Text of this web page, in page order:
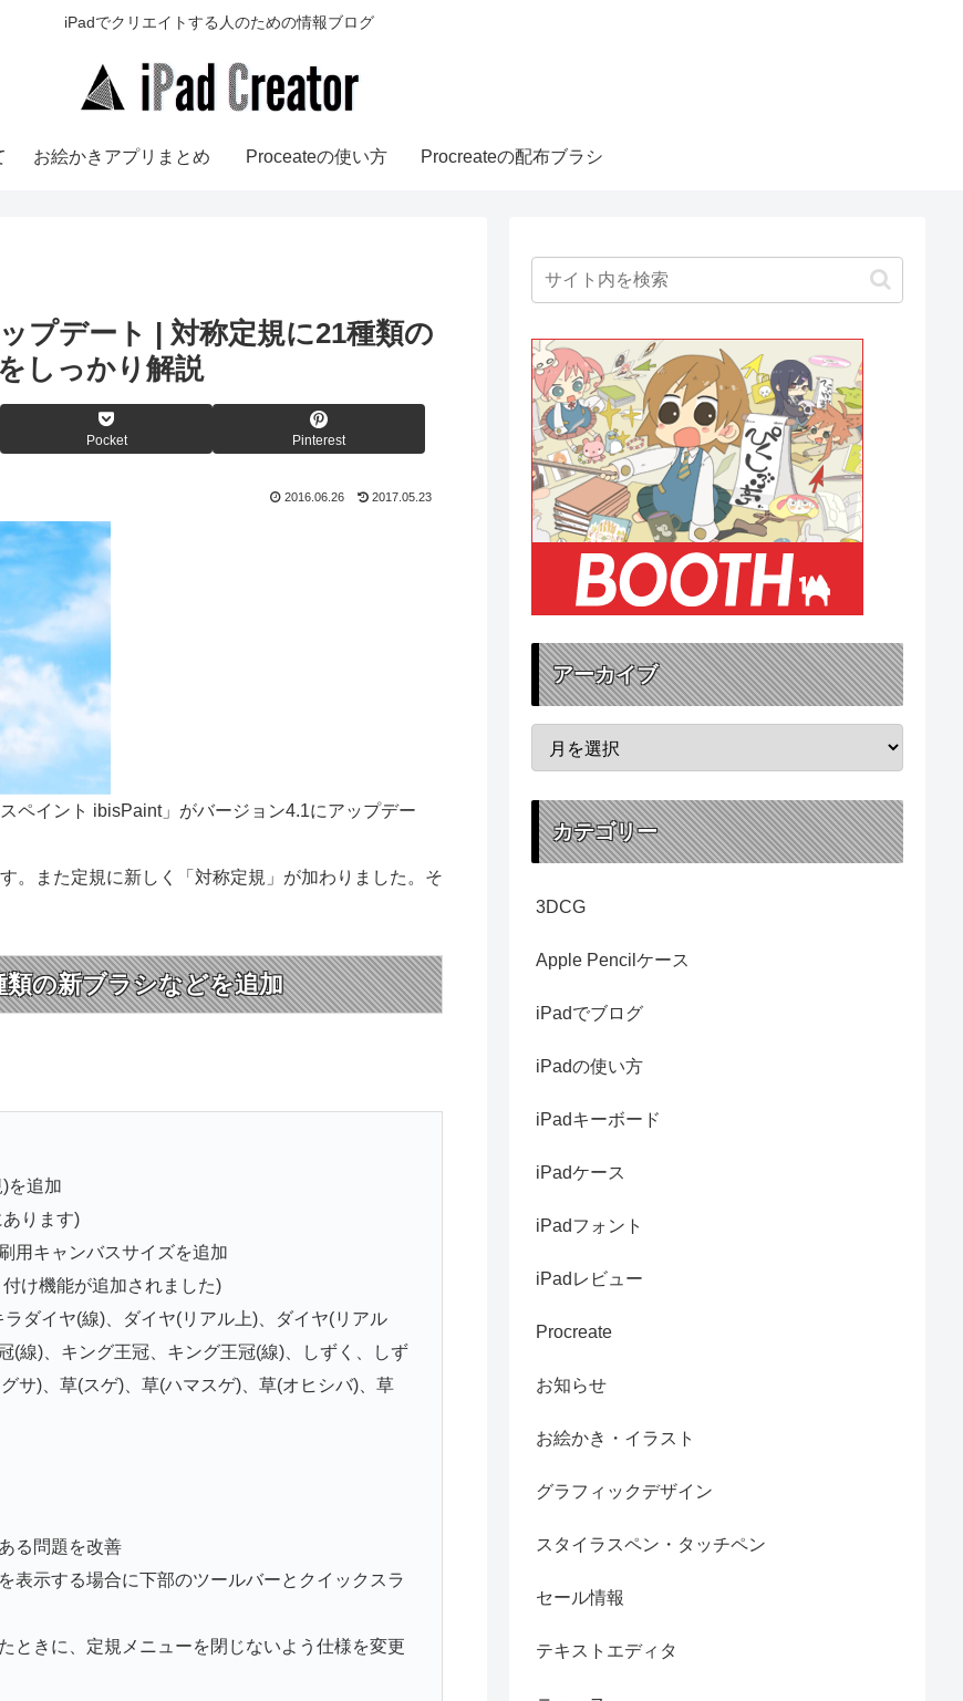
iPadでクリエイトする人のための情報ブログ
お絵かきアプリまとめ Proceateの使い方 Procreateの配布ブラシ
プデート | 対称定規に21種類の
しっかり解説
Pocket Pinterest
2016.06.26 2017.05.23
ペイント ibisPaint」がバージョン4.1にアップデー
。また定規に新しく「対称定規」が加わりました。そ
の新ブラシなどを追加
を追加
ります)
用キャンバスサイズを追加
け機能が追加されました)
ダイヤ(線)、ダイヤ(リアル上)、ダイヤ(リアル
(線)、キング王冠、キング王冠(線)、しずく、しず
サ)、草(スゲ)、草(ハマスゲ)、草(オヒシバ)、草
る問題を改善
表示する場合に下部のツールバーとクイックスラ
ときに、定規メニューを閉じないよう仕様を変更
アーカイブ
カテゴリー
3DCG
Apple Pencilケース
iPadでブログ
iPadの使い方
iPadキーボード
iPadケース
iPadフォント
iPadレビュー
Procreate
お知らせ
お絵かき・イラスト
グラフィックデザイン
スタイラスペン・タッチペン
セール情報
テキストエディタ